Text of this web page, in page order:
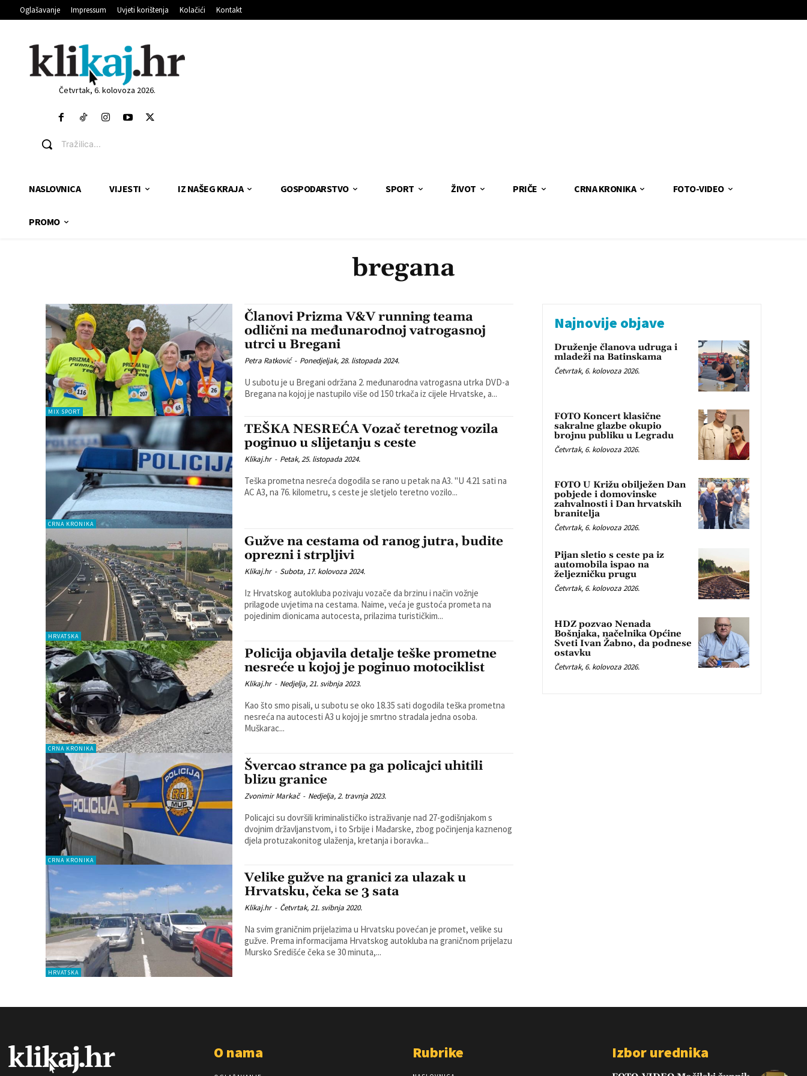
Oglašavanje Impressum Uvjeti korištenja Kolačići Kontakt
Četvrtak, 6. kolovoza 2026.
Tražilica...
NASLOVNICA VIJESTI IZ NAŠEG KRAJA GOSPODARSTVO SPORT ŽIVOT PRIČE CRNA KRONIKA FOTO-VIDEO
PROMO
bregana
MIX SPORT
Članovi Prizma V&V running teama
odlični na međunarodnoj vatrogasnoj
utrci u Bregani
Petra Ratković - Ponedjeljak, 28. listopada 2024.
U subotu je u Bregani održana 2. međunarodna vatrogasna utrka DVD-a
Bregana na kojoj je nastupilo više od 150 trkača iz cijele Hrvatske, a...
CRNA KRONIKA
TEŠKA NESREĆA Vozač teretnog vozila
poginuo u slijetanju s ceste
Klikaj.hr - Petak, 25. listopada 2024.
Teška prometna nesreća dogodila se rano u petak na A3. "U 4.21 sati na
AC A3, na 76. kilometru, s ceste je sletjelo teretno vozilo...
HRVATSKA
Gužve na cestama od ranog jutra, budite
oprezni i strpljivi
Klikaj.hr - Subota, 17. kolovoza 2024.
Iz Hrvatskog autokluba pozivaju vozače da brzinu i način vožnje
prilagode uvjetima na cestama. Naime, veća je gustoća prometa na
pojedinim dionicama autocesta, prilazima turističkim...
CRNA KRONIKA
Policija objavila detalje teške prometne
nesreće u kojoj je poginuo motociklist
Klikaj.hr - Nedjelja, 21. svibnja 2023.
Kao što smo pisali, u subotu se oko 18.35 sati dogodila teška prometna
nesreća na autocesti A3 u kojoj je smrtno stradala jedna osoba.
Muškarac...
CRNA KRONIKA
Švercao strance pa ga policajci uhitili
blizu granice
Zvonimir Markač - Nedjelja, 2. travnja 2023.
Policajci su dovršili kriminalističko istraživanje nad 27-godišnjakom s
dvojnim državljanstvom, i to Srbije i Mađarske, zbog počinjenja kaznenog
djela protuzakonitog ulaženja, kretanja i boravka...
HRVATSKA
Velike gužve na granici za ulazak u
Hrvatsku, čeka se 3 sata
Klikaj.hr - Četvrtak, 21. svibnja 2020.
Na svim graničnim prijelazima u Hrvatsku povećan je promet, velike su
gužve. Prema informacijama Hrvatskog autokluba na graničnom prijelazu
Mursko Središće čeka se 30 minuta,...
Najnovije objave
Druženje članova udruga i
mladeži na Batinskama
Četvrtak, 6. kolovoza 2026.
FOTO Koncert klasične
sakralne glazbe okupio
brojnu publiku u Legradu
Četvrtak, 6. kolovoza 2026.
FOTO U Križu obilježen Dan
pobjede i domovinske
zahvalnosti i Dan hrvatskih
branitelja
Četvrtak, 6. kolovoza 2026.
Pijan sletio s ceste pa iz
automobila ispao na
željezničku prugu
Četvrtak, 6. kolovoza 2026.
HDZ pozvao Nenada
Bošnjaka, načelnika Općine
Sveti Ivan Žabno, da podnese
ostavku
Četvrtak, 6. kolovoza 2026.
O nama Rubrike Izbor urednika